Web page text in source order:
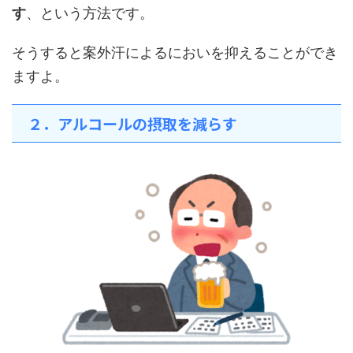
す、という方法です。
そうすると案外汗によるにおいを抑えることができ
ますよ。
２．アルコールの摂取を減らす